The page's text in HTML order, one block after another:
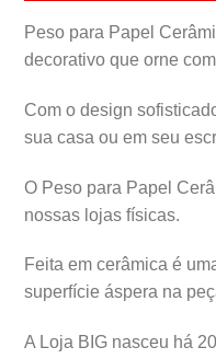
Peso para Papel
decorativo que orne
Com o design
sua casa ou em seu
O Peso para Papel
nossas lojas físicas.
Feita em cerâmica é
superfície áspera na
A Loja BIG nasceu há